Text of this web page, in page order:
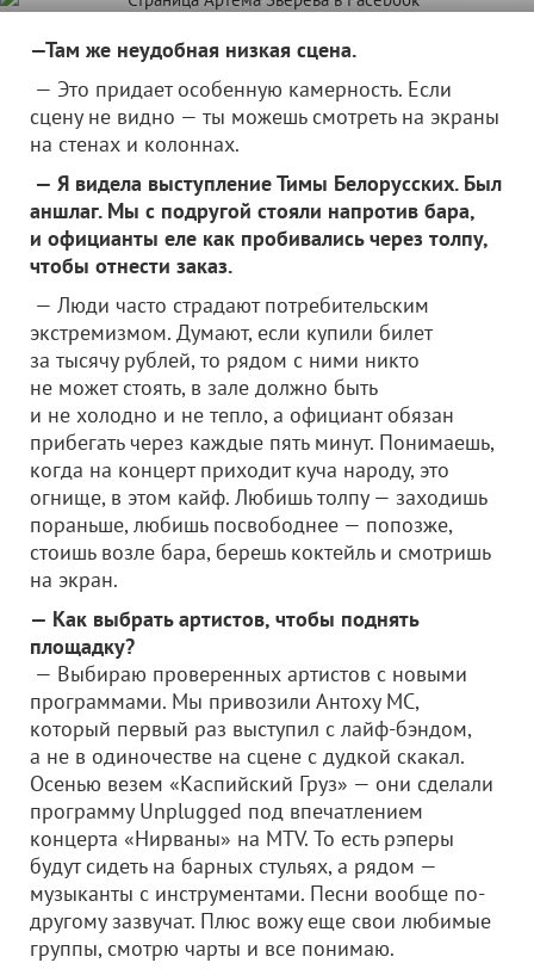
—Там же неудобная низкая сцена.
— Это придает особенную камерность. Если
сцену не видно — ты можешь смотреть на экраны
на стенах и колоннах.
— Я видела выступление Тимы Белорусских. Был
аншлаг. Мы с подругой стояли напротив бара,
и официанты еле как пробивались через толпу,
чтобы отнести заказ.
— Люди часто страдают потребительским
экстремизмом. Думают, если купили билет
за тысячу рублей, то рядом с ними никто
не может стоять, в зале должно быть
и не холодно и не тепло, а официант обязан
прибегать через каждые пять минут. Понимаешь,
когда на концерт приходит куча народу, это
огнище, в этом кайф. Любишь толпу — заходишь
пораньше, любишь посвободнее — попозже,
стоишь возле бара, берешь коктейль и смотришь
на экран.
— Как выбрать артистов, чтобы поднять
площадку?
— Выбираю проверенных артистов с новыми
программами. Мы привозили Антоху МС,
который первый раз выступил с лайф-бэндом,
а не в одиночестве на сцене с дудкой скакал.
Осенью везем «Каспийский Груз» — они сделали
программу Unplugged под впечатлением
концерта «Нирваны» на МТV. То есть рэперы
будут сидеть на барных стульях, а рядом —
музыканты с инструментами. Песни вообще по-
другому зазвучат. Плюс вожу еще свои любимые
группы, смотрю чарты и все понимаю.